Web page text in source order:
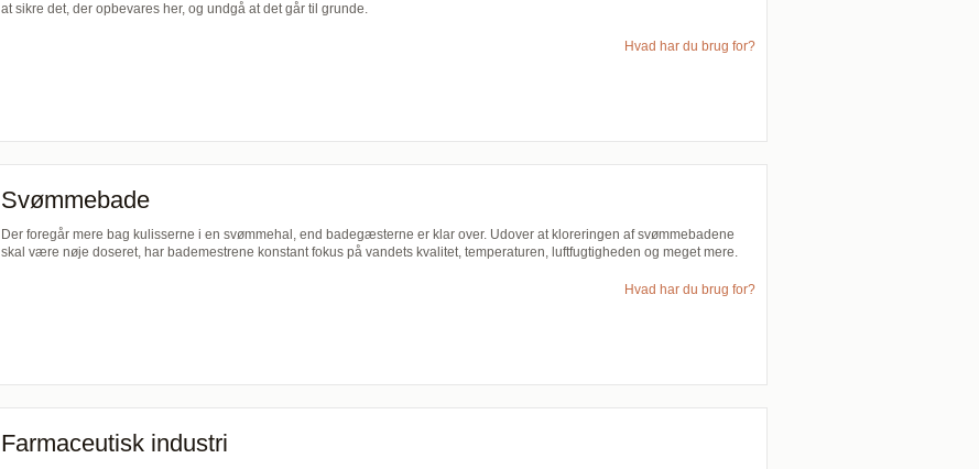
at sikre det, der opbevares her, og undgå at det går til grunde.
Hvad har du brug for?
Svømmebade
Der foregår mere bag kulisserne i en svømmehal, end badegæsterne er klar over. Udover at kloreringen af svømmebadene
skal være nøje doseret, har bademestrene konstant fokus på vandets kvalitet, temperaturen, luftfugtigheden og meget mere.
Hvad har du brug for?
Farmaceutisk industri